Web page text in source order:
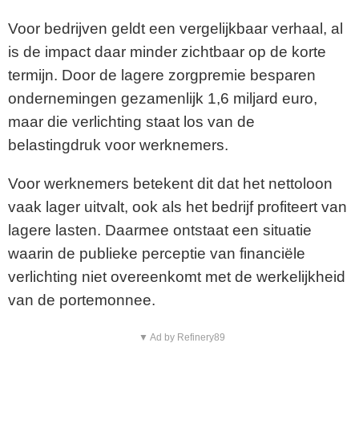
Voor bedrijven geldt een vergelijkbaar verhaal, al
is de impact daar minder zichtbaar op de korte
termijn. Door de lagere zorgpremie besparen
ondernemingen gezamenlijk 1,6 miljard euro,
maar die verlichting staat los van de
belastingdruk voor werknemers.
Voor werknemers betekent dit dat het nettoloon
vaak lager uitvalt, ook als het bedrijf profiteert van
lagere lasten. Daarmee ontstaat een situatie
waarin de publieke perceptie van financiële
verlichting niet overeenkomt met de werkelijkheid
van de portemonnee.
▼ Ad by Refinery89